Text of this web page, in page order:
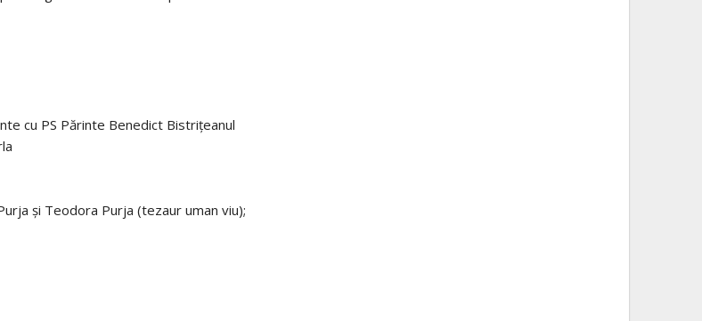
cu PS Părinte Benedict Bistrițeanul
și Teodora Purja (tezaur uman viu);